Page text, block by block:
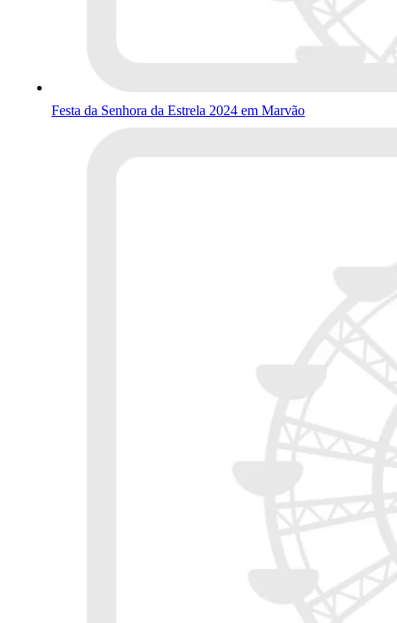
Festa da Senhora da Estrela 2024 em Marvão